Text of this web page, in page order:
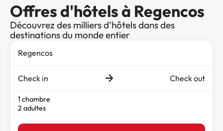
Offres d'hôtels à Regencos
Découvrez des milliers d’hôtels dans des
destinations du monde entier
Check in Check out
1 chambre
2 adultes